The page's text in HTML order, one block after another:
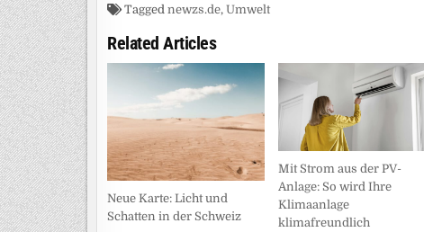
Tagged newzs.de, Umwelt
Related Articles
Neue Karte: Licht und
Schatten in der Schweiz
Mit Strom aus der PV-
Anlage: So wird Ihre
Klimaanlage
klimafreundlich